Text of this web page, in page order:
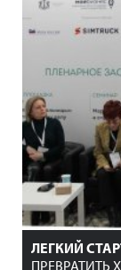
ЛЕГКИЙ
ПРЕВРАТИТЬ